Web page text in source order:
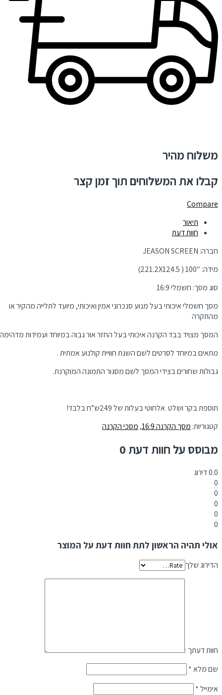
משלוח מהיר
קבלו את המשלוחים תוך זמן קצר
Compare
תיאור
חוות דעת
חברה: JEASON SCREEN
מידה: 100″ ( 221.2X124.5)
סוג מסך: חשמלי 16:9
מסך חשמלי איכותי בעל מנוע סנכרוני אמין ואיכותי, מיועד לתלייה מהקיר או
מהתקרה
המסך מצויד בבד הקרנה איכותי בעל החזר אור גבוה במיוחד ועמידות מדהימה.
מתאים במיוחד לסרטים לשם השגת חוויית קולנוע אמתית .
גבולות שחורים בצידי המסך לשם מסגור התמונה המוקרנת.
תוספת בקר ושלט אלחוטי בעלות של 249ש”ח בלבד!
קטגוריות:מסך הקרנה 16:9 ,מסכי הקרנה
מבוסס על חוות דעת 0
0.0דירוג
אולי תהיה הראשון לתת חוות דעת על המוצר
הדירוג שלך
חוות דעתך :
שם מלא*
אימייל*